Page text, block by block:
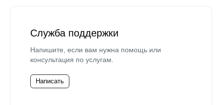
Служба поддержки
Напишите, если вам нужна помощь или
консультация по услугам.
Написать